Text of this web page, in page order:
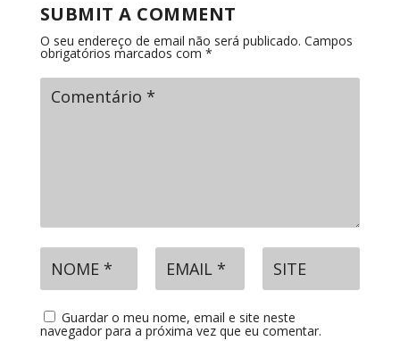
SUBMIT A COMMENT
O seu endereço de email não será publicado. Campos
obrigatórios marcados com *
Guardar o meu nome, email e site neste
navegador para a próxima vez que eu comentar.